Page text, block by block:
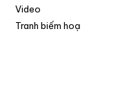
Video
Tranh biếm hoạ